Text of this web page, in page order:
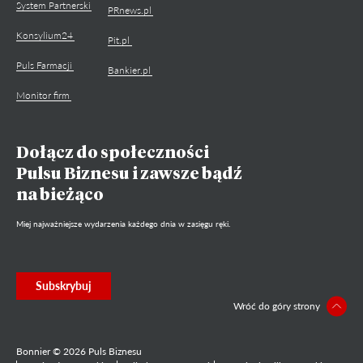
System Partnerski
Konsylium24
Puls Farmacji
Monitor firm
PRnews.pl
Pit.pl
Bankier.pl
Dołącz do społeczności
Pulsu Biznesu i zawsze bądź
na bieżąco
Miej najważniejsze wydarzenia każdego dnia w zasięgu ręki.
Subskrybuj
Bonnier © 2026 Puls Biznesu
Wróć do góry strony